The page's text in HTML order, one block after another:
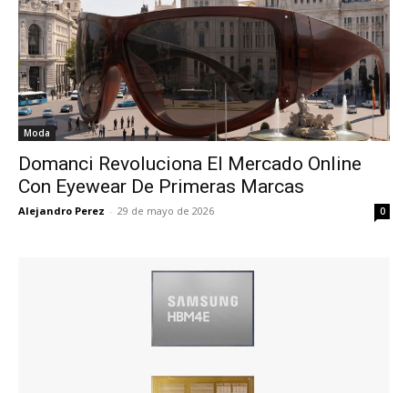
Moda
Domanci Revoluciona El Mercado Online
Con Eyewear De Primeras Marcas
Alejandro Perez - 29 de mayo de 2026 0